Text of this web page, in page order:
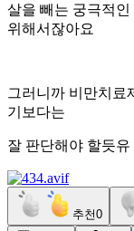
살을 빼는 궁극적인
위해서잖아요
그러니까 비만치료
기보다는
잘 판단해야 할듯유
추천0